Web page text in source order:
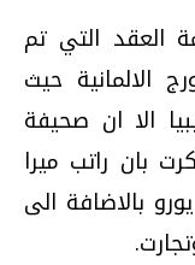
التي تم
الالمانية حيث
الا ان صحيفة
بان راتب ميرا
75ر1 مليون يورو بالاضافة الى